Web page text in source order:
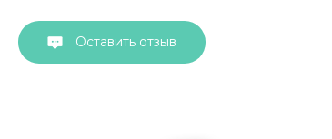
Оставить отзыв